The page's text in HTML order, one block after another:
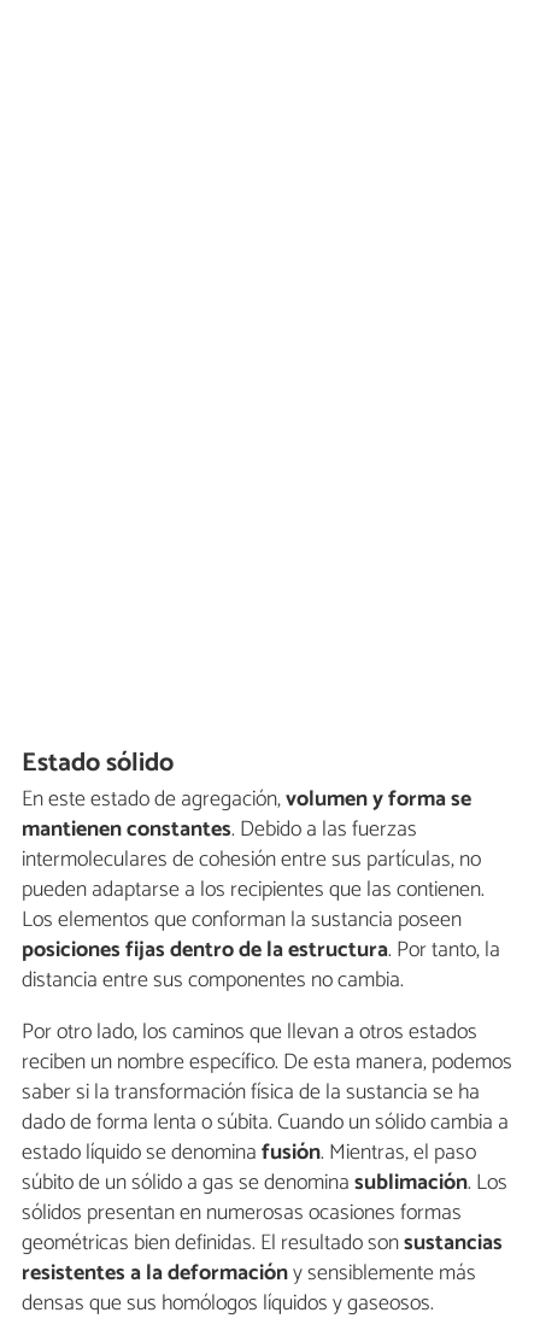
Estado sólido
En este estado de agregación,volumen y forma se
mantienen constantes. Debido a las fuerzas
intermoleculares de cohesión entre sus partículas, no
pueden adaptarse a los recipientes que las contienen.
Los elementos que conforman la sustancia poseen
posiciones fijasdentro de la estructura. Por tanto, la
distancia entre sus componentes no cambia.
Por otro lado, los caminos que llevan a otros estados
reciben un nombre específico. De esta manera, podemos
saber si la transformación física de la sustancia se ha
dado de forma lenta o súbita. Cuando un sólido cambia a
estado líquido se denominafusión. Mientras, el paso
súbito de un sólido a gas se denominasublimación. Los
sólidos presentan en numerosas ocasiones formas
geométricas bien definidas. El resultado sonsustancias
resistentes a la deformacióny sensiblemente más
densas que sus homólogos líquidos y gaseosos.